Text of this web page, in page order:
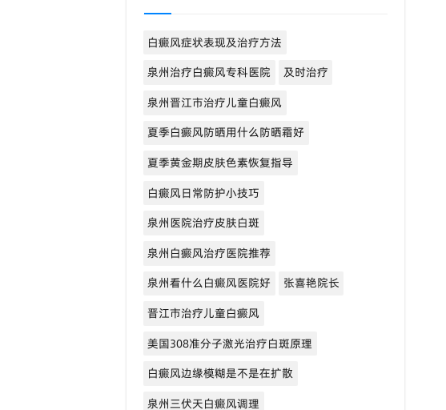
白癜风症状表现及治疗方法
泉州治疗白癜风专科医院
及时治疗
泉州晋江市治疗儿童白癜风
夏季白癜风防晒用什么防晒霜好
夏季黄金期皮肤色素恢复指导
白癜风日常防护小技巧
泉州医院治疗皮肤白斑
泉州白癜风治疗医院推荐
泉州看什么白癜风医院好
张喜艳院长
晋江市治疗儿童白癜风
美国308准分子激光治疗白斑原理
白癜风边缘模糊是不是在扩散
泉州三伏天白癜风调理